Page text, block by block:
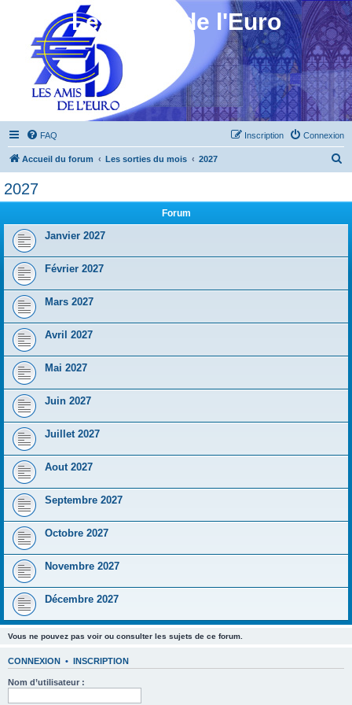
Les Amis de l'Euro
FAQ Connexion
Inscription
Accueil du forum Les sorties du mois 2027
h
2027
Forum
Janvier 2027
Février 2027
Mars 2027
Avril 2027
Mai 2027
Juin 2027
Juillet 2027
Aout 2027
Septembre 2027
Octobre 2027
Novembre 2027
Décembre 2027
Vous ne pouvez pas voir ou consulter les sujets de ce forum.
CONNEXION • INSCRIPTION
Nom d’utilisateur :